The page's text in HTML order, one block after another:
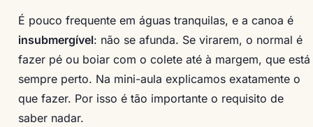
É pouco frequente em águas tranquilas, e a canoa é
insubmergível: não se afunda. Se virarem, o normal é
fazer pé ou boiar com o colete até à margem, que está
sempre perto. Na mini-aula explicamos exatamente o
que fazer. Por isso é tão importante o requisito de
saber nadar.